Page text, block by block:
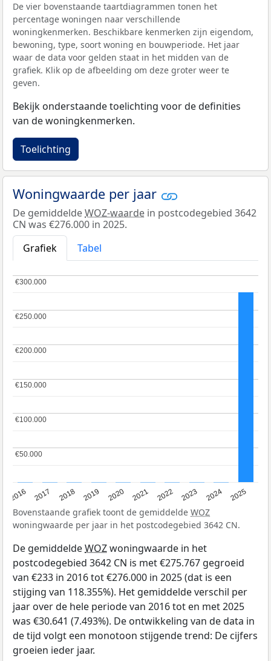
De vier bovenstaande taartdiagrammen tonen het
percentage woningen naar verschillende
woningkenmerken. Beschikbare kenmerken zijn eigendom,
bewoning, type, soort woning en bouwperiode. Het jaar
waar de data voor gelden staat in het midden van de
grafiek. Klik op de afbeelding om deze groter weer te
geven.
Bekijk onderstaande toelichting voor de definities
van de woningkenmerken.
Toelichting
Woningwaarde per jaar
De gemiddeldeWOZ-waarde in postcodegebied 3642
CN was €276.000 in 2025.
Grafiek
Tabel
2016 2017 2018 2019 2020 2021 2022 2023 2024 2025
€50.000
€50.000
€100.000
€100.000
€150.000
€150.000
€200.000
€200.000
€250.000
€250.000
€300.000
€300.000
Bovenstaande grafiek toont de gemiddelde WOZ
woningwaarde per jaar in het postcodegebied 3642 CN.
De gemiddeldeWOZwoningwaarde in het
postcodegebied 3642 CN is met €275.767 gegroeid
van €233 in 2016 tot €276.000 in 2025 (dat is een
stijging van 118.355%). Het gemiddelde verschil per
jaar over de hele periode van 2016 tot en met 2025
was €30.641 (7.493%). De ontwikkeling van de data in
de tijd volgt een monotoon stijgende trend: De cijfers
groeien ieder jaar.